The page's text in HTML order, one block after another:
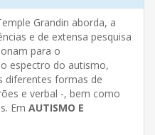
Grandin aborda, a
e de extensa pesquisa
para o
espectro do autismo,
diferentes formas de
e verbal -, bem como
Em AUTISMO E